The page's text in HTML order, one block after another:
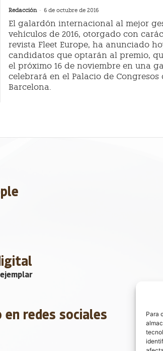
Para
Redacción - 6 de octubre de 2016
El galardón internacional al mejor
vehículos de 2016, otorgado con
revista Fleet Europe, ha anunciado
candidatos que optarán al premio,
el próximo 16 de noviembre en una
celebrará en el Palacio de Congresos
Barcelona.
en redes sociales